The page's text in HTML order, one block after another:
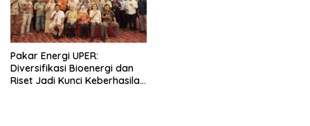
Pakar Energi UPER:
Diversifikasi Bioenergi dan
Riset Jadi Kunci Keberhasilan